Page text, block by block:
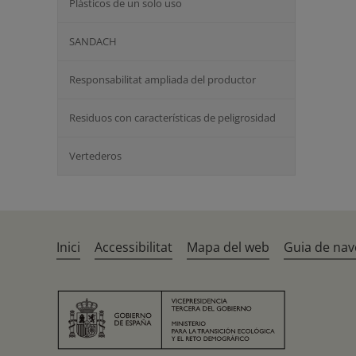
Plásticos de un solo uso
SANDACH
Responsabilitat ampliada del productor
Residuos con características de peligrosidad
Vertederos
Inici Accessibilitat Mapa del web Guia de